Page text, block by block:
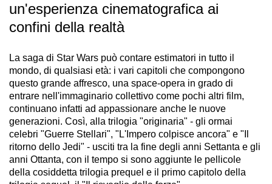
un'esperienza cinematografica ai
confini della realtà
La saga di Star Wars può contare estimatori in tutto il
mondo, di qualsiasi età: i vari capitoli che compongono
questo grande affresco, una space-opera in grado di
entrare nell'immaginario collettivo come pochi altri film,
continuano infatti ad appassionare anche le nuove
generazioni. Così, alla trilogia "originaria" - gli ormai
celebri "Guerre Stellari", "L'Impero colpisce ancora" e "Il
ritorno dello Jedi" - usciti tra la fine degli anni Settanta e gli
anni Ottanta, con il tempo si sono aggiunte le pellicole
della cosiddetta trilogia prequel e il primo capitolo della